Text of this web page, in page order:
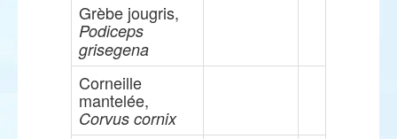
Grèbe jougris,
Podiceps
grisegena
Corneille
mantelée,
Corvus cornix